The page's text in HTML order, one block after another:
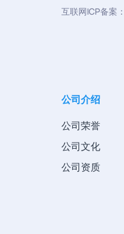
互联网ICP备案：
公司介绍
公司荣誉
公司文化
公司资质